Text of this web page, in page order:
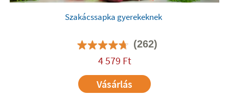
Szakácssapka gyerekeknek
(262)
4 579 Ft
Vásárlás